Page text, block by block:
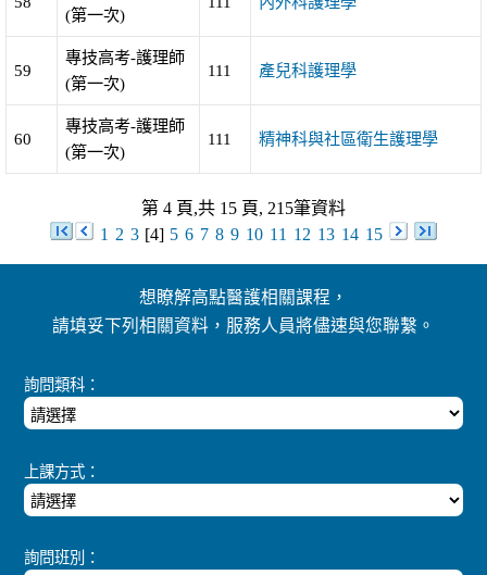
(第一次)
59
專技高考-護理師
(第一次)
111 產兒科護理學
60
專技高考-護理師
(第一次)
111 精神科與社區衛生護理學
第 4 頁,共 15 頁, 215筆資料
1 2 3 [4] 5 6 7 8 9 10 11 12 13 14 15
想瞭解高點醫護相關課程，
請填妥下列相關資料，服務人員將儘速與您聯繫。
詢問類科：
上課方式：
詢問班別：